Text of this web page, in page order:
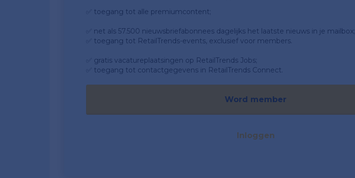
✅ toegang tot alle premiumcontent;
✅ net als 57.500 nieuwsbriefabonnees dagelijks het laatste nieuws in je mailbox;
✅ toegang tot RetailTrends-events, exclusief voor members.
✅ gratis vacatureplaatsingen op RetailTrends Jobs;
✅ toegang tot contactgegevens in RetailTrends Connect.
Word member
Inloggen